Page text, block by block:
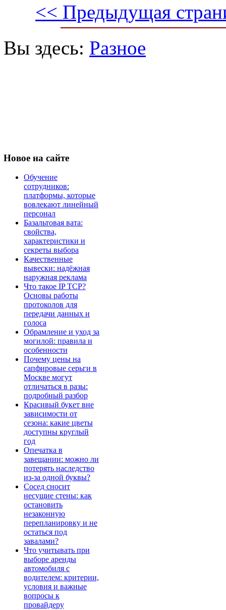
<< Предыдущая
Вы здесь: Разное
Новое на сайте
Обучение
сотрудников:
платформы, которые
вовлекают линейный
персонал
Базальтовая вата:
свойства,
характеристики и
секреты выбора
Качественные
вывески: надёжная
наружная реклама
Что такое IP TCP?
Основы работы
протоколов для
передачи данных и
голоса
Обрамление и уход за
могилой: правила и
особенности
Почему цены на
сапфировые серьги в
Москве могут
отличаться в разы:
подробный разбор
Красивый букет вне
зависимости от
сезона: какие цветы
доступны круглый
год
Опечатка в
завещании: можно ли
потерять наследство
из-за одной буквы?
Сосед сносит
несущие стены: как
остановить
незаконную
перепланировку и не
остаться под
завалами?
Что учитывать при
выборе аренды
автомобиля с
водителем: критерии,
условия и важные
вопросы к
провайдеру